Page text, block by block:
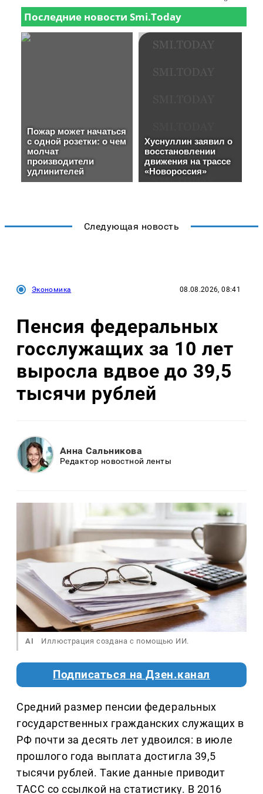
Следующая новость
Экономика 08.08.2026, 08:41
Пенсия федеральных
госслужащих за 10 лет
выросла вдвое до 39,5
тысячи рублей
Анна Сальникова
Редактор новостной ленты
AI Иллюстрация создана с помощью ИИ.
Подписаться на Дзен.канал
Средний размер пенсии федеральных
государственных гражданских служащих в
РФ почти за десять лет удвоился: в июле
прошлого года выплата достигла 39,5
тысячи рублей. Такие данные приводит
ТАСС со ссылкой на статистику. В 2016